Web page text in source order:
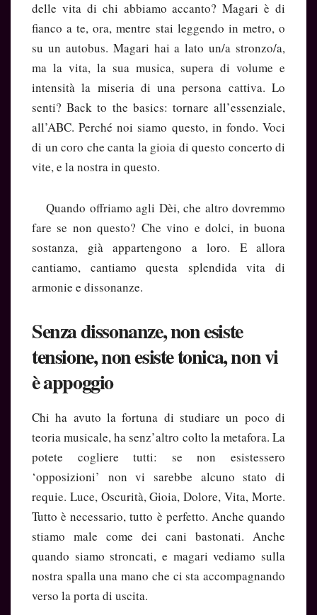
delle vita di chi abbiamo accanto? Magari è di
fianco a te, ora, mentre stai leggendo in metro, o
su un autobus. Magari hai a lato un/a stronzo/a,
ma la vita, la sua musica, supera di volume e
intensità la miseria di una persona cattiva. Lo
senti? Back to the basics: tornare all’essenziale,
all’ABC. Perché noi siamo questo, in fondo. Voci
di un coro che canta la gioia di questo concerto di
vite, e la nostra in questo.
Quando offriamo agli Dèi, che altro dovremmo
fare se non questo? Che vino e dolci, in buona
sostanza, già appartengono a loro. E allora
cantiamo, cantiamo questa splendida vita di
armonie e dissonanze.
Senza dissonanze, non esiste
tensione, non esiste tonica, non vi
è appoggio
Chi ha avuto la fortuna di studiare un poco di
teoria musicale, ha senz’altro colto la metafora. La
potete cogliere tutti: se non esistessero
‘opposizioni’ non vi sarebbe alcuno stato di
requie. Luce, Oscurità, Gioia, Dolore, Vita, Morte.
Tutto è necessario, tutto è perfetto. Anche quando
stiamo male come dei cani bastonati. Anche
quando siamo stroncati, e magari vediamo sulla
nostra spalla una mano che ci sta accompagnando
verso la porta di uscita.